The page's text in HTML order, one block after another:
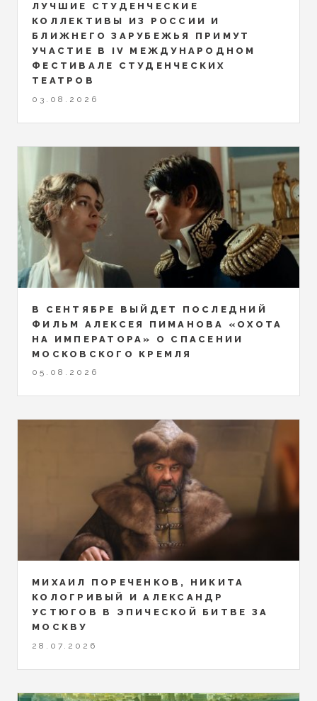
ЛУЧШИЕ СТУДЕНЧЕСКИЕ
КОЛЛЕКТИВЫ ИЗ РОССИИ И
БЛИЖНЕГО ЗАРУБЕЖЬЯ ПРИМУТ
УЧАСТИЕ В IV МЕЖДУНАРОДНОМ
ФЕСТИВАЛЕ СТУДЕНЧЕСКИХ
ТЕАТРОВ
03.08.2026
В СЕНТЯБРЕ ВЫЙДЕТ ПОСЛЕДНИЙ
ФИЛЬМ АЛЕКСЕЯ ПИМАНОВА «ОХОТА
НА ИМПЕРАТОРА» О СПАСЕНИИ
МОСКОВСКОГО КРЕМЛЯ
05.08.2026
МИХАИЛ ПОРЕЧЕНКОВ, НИКИТА
КОЛОГРИВЫЙ И АЛЕКСАНДР
УСТЮГОВ В ЭПИЧЕСКОЙ БИТВЕ ЗА
МОСКВУ
28.07.2026